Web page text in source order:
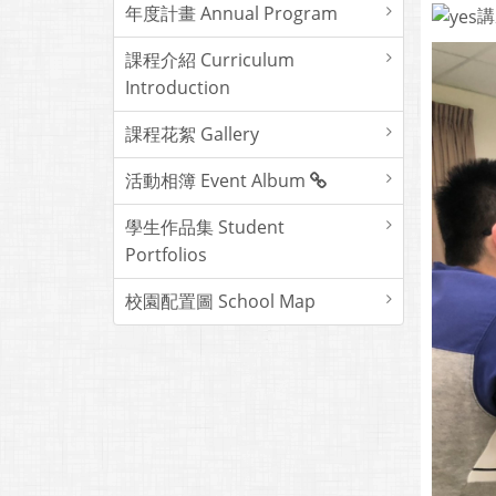
年度計畫 Annual Program
課程介紹 Curriculum
Introduction
課程花絮 Gallery
活動相簿 Event Album
學生作品集 Student
Portfolios
校園配置圖 School Map